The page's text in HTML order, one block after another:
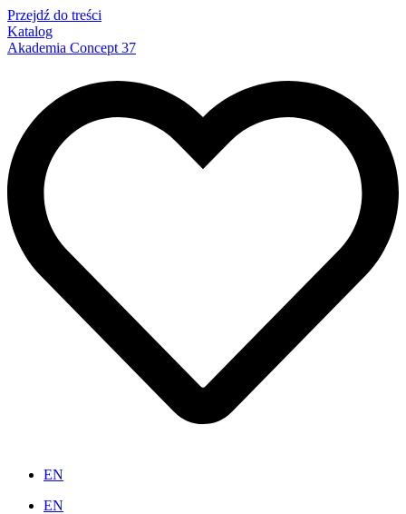
Przejdź do treści
Katalog
Akademia Concept 37
EN
EN